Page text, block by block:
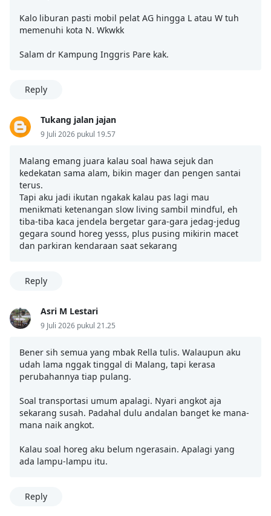
Kalo liburan pasti mobil pelat AG hingga L atau W tuh
memenuhi kota N. Wkwkk
Salam dr Kampung Inggris Pare kak.
Reply
Tukang jalan jajan
9 Juli 2026 pukul 19.57
Malang emang juara kalau soal hawa sejuk dan
kedekatan sama alam, bikin mager dan pengen santai
terus.
Tapi aku jadi ikutan ngakak kalau pas lagi mau
menikmati ketenangan slow living sambil mindful, eh
tiba-tiba kaca jendela bergetar gara-gara jedag-jedug
gegara sound horeg yesss, plus pusing mikirin macet
dan parkiran kendaraan saat sekarang
Reply
Asri M Lestari
9 Juli 2026 pukul 21.25
Bener sih semua yang mbak Rella tulis. Walaupun aku
udah lama nggak tinggal di Malang, tapi kerasa
perubahannya tiap pulang.
Soal transportasi umum apalagi. Nyari angkot aja
sekarang susah. Padahal dulu andalan banget ke mana-
mana naik angkot.
Kalau soal horeg aku belum ngerasain. Apalagi yang
ada lampu-lampu itu.
Reply